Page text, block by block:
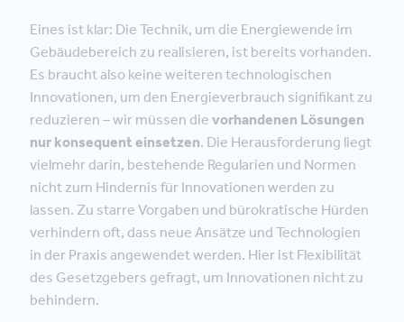
Eines ist klar: Die Technik, um die Energiewende im
Gebäudebereich zu realisieren, ist bereits vorhanden.
Es braucht also keine weiteren technologischen
Innovationen, um den Energieverbrauch signifikant zu
reduzieren – wir müssen die vorhandenen Lösungen
nur konsequent einsetzen. Die Herausforderung liegt
vielmehr darin, bestehende Regularien und Normen
nicht zum Hindernis für Innovationen werden zu
lassen. Zu starre Vorgaben und bürokratische Hürden
verhindern oft, dass neue Ansätze und Technologien
in der Praxis angewendet werden. Hier ist Flexibilität
des Gesetzgebers gefragt, um Innovationen nicht zu
behindern.